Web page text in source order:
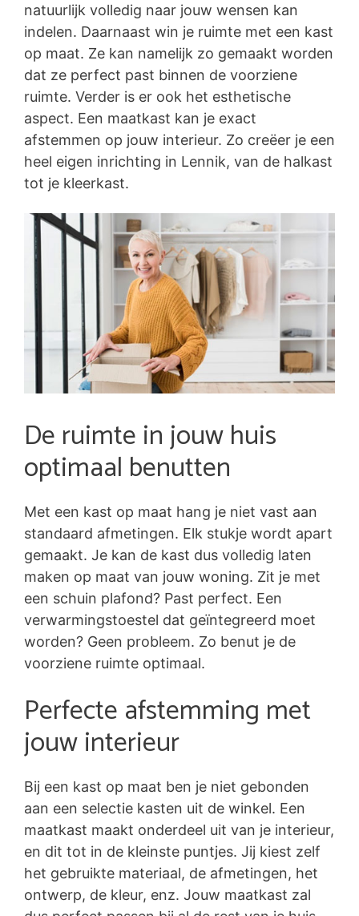
natuurlijk volledig naar jouw wensen kan
indelen. Daarnaast win je ruimte met een kast
op maat. Ze kan namelijk zo gemaakt worden
dat ze perfect past binnen de voorziene
ruimte. Verder is er ook het esthetische
aspect. Een maatkast kan je exact
afstemmen op jouw interieur. Zo creëer je een
heel eigen inrichting in Lennik, van de halkast
tot je kleerkast.
De ruimte in jouw huis
optimaal benutten
Met een kast op maat hang je niet vast aan
standaard afmetingen. Elk stukje wordt apart
gemaakt. Je kan de kast dus volledig laten
maken op maat van jouw woning. Zit je met
een schuin plafond? Past perfect. Een
verwarmingstoestel dat geïntegreerd moet
worden? Geen probleem. Zo benut je de
voorziene ruimte optimaal.
Perfecte afstemming met
jouw interieur
Bij een kast op maat ben je niet gebonden
aan een selectie kasten uit de winkel. Een
maatkast maakt onderdeel uit van je interieur,
en dit tot in de kleinste puntjes. Jij kiest zelf
het gebruikte materiaal, de afmetingen, het
ontwerp, de kleur, enz. Jouw maatkast zal